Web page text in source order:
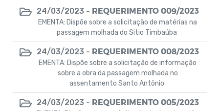
24/03/2023 - REQUERIMENTO 009/2023
EMENTA: Dispõe sobre a solicitação de matérias na
passagem molhada do Sitio Timbaúba
24/03/2023 - REQUERIMENTO 008/2023
EMENTA: Dispõe sobre a solicitação de informação
sobre a obra da passagem molhada no
assentamento Santo Antônio
24/03/2023 - REQUERIMENTO 005/2023